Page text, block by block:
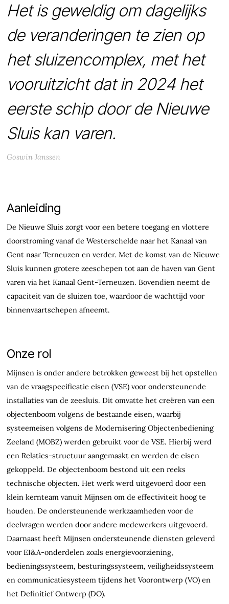
Het is geweldig om dagelijks
de veranderingen te zien op
het sluizencomplex, met het
vooruitzicht dat in 2024 het
eerste schip door de Nieuwe
Sluis kan varen.
Goswin Janssen
Aanleiding
De Nieuwe Sluis zorgt voor een betere toegang en vlottere
doorstroming vanaf de Westerschelde naar het Kanaal van
Gent naar Terneuzen en verder. Met de komst van de Nieuwe
Sluis kunnen grotere zeeschepen tot aan de haven van Gent
varen via het Kanaal Gent-Terneuzen. Bovendien neemt de
capaciteit van de sluizen toe, waardoor de wachttijd voor
binnenvaartschepen afneemt.
Onze rol
Mijnsen is onder andere betrokken geweest bij het opstellen
van de vraagspecificatie eisen (VSE) voor ondersteunende
installaties van de zeesluis. Dit omvatte het creëren van een
objectenboom volgens de bestaande eisen, waarbij
systeemeisen volgens de Modernisering Objectenbediening
Zeeland (MOBZ) werden gebruikt voor de VSE. Hierbij werd
een Relatics-structuur aangemaakt en werden de eisen
gekoppeld. De objectenboom bestond uit een reeks
technische objecten. Het werk werd uitgevoerd door een
klein kernteam vanuit Mijnsen om de effectiviteit hoog te
houden. De ondersteunende werkzaamheden voor de
deelvragen werden door andere medewerkers uitgevoerd.
Daarnaast heeft Mijnsen ondersteunende diensten geleverd
voor EI&A-onderdelen zoals energievoorziening,
bedieningssysteem, besturingssysteem, veiligheidssysteem
en communicatiesysteem tijdens het Voorontwerp (VO) en
het Definitief Ontwerp (DO).